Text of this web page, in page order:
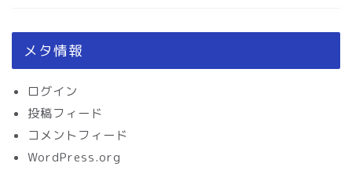
メタ情報
ログイン
投稿フィード
コメントフィード
WordPress.org